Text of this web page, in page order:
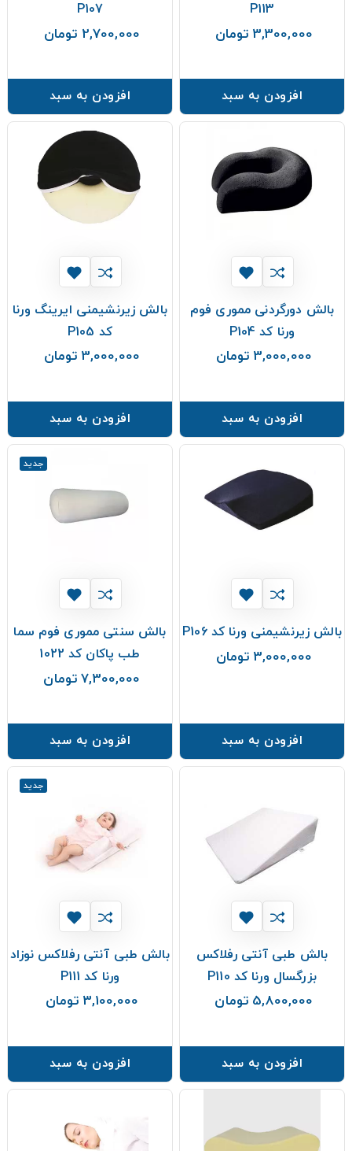
P113
3,300,000 تومان
افزودن به سبد
P107
2,700,000 تومان
افزودن به سبد
بالش دورگردنی مموری فوم
ورنا کد P104
3,000,000 تومان
افزودن به سبد
بالش زیرنشیمنی ایرینگ ورنا
کد P105
3,000,000 تومان
افزودن به سبد
بالش زیرنشیمنی ورنا کد P106
3,000,000 تومان
افزودن به سبد
جدید
بالش سنتی مموری فوم سما
طب پاکان کد 1022
7,300,000 تومان
افزودن به سبد
بالش طبی آنتی رفلاکس
بزرگسال ورنا کد P110
5,800,000 تومان
افزودن به سبد
جدید
بالش طبی آنتی رفلاکس نوزاد
ورنا کد P111
3,100,000 تومان
افزودن به سبد